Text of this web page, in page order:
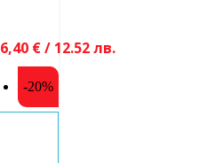
6,40 € / 12.52 лв.
-20%